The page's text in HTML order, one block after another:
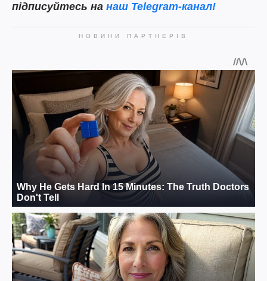
підписуйтесь на наш Telegram-канал!